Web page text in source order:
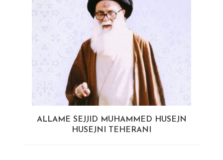
ALLAME SEJJID MUHAMMED HUSEJN
HUSEJNI TEHERANI